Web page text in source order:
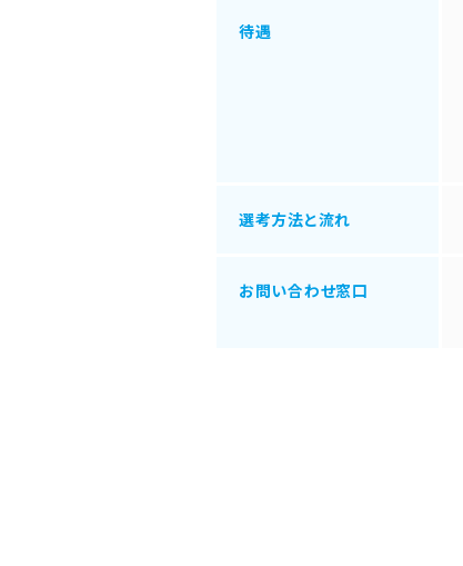
待遇
選考方法と流れ
お問い合わせ窓口